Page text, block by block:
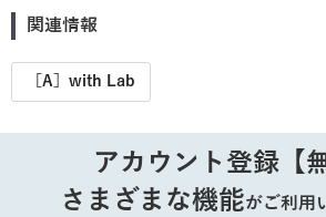
関連情報
［A］with Lab
アカウント登録【
さまざまな機能がご利用